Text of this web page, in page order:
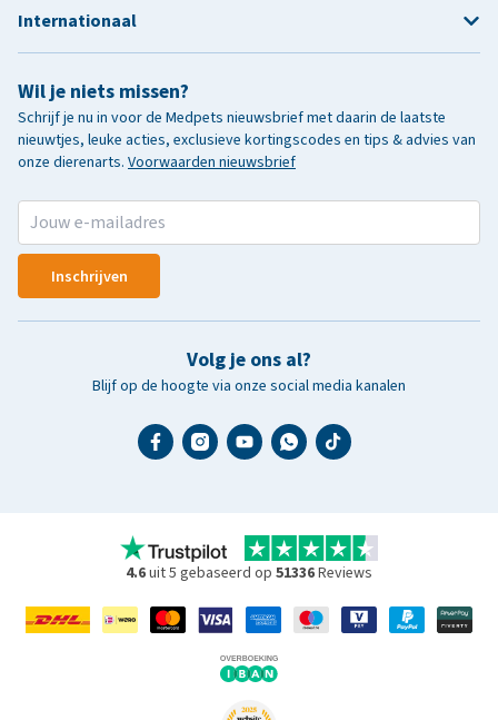
Wil je niets missen?
Schrijf je nu in voor de Medpets nieuwsbrief met daarin de laatste
nieuwtjes, leuke acties, exclusieve kortingscodes en tips & advies van
onze dierenarts. Voorwaarden nieuwsbrief
Inschrijven
Volg je ons al?
Blijf op de hoogte via onze social media kanalen
Internationaal
4.6uit 5 gebaseerd op 51336Reviews